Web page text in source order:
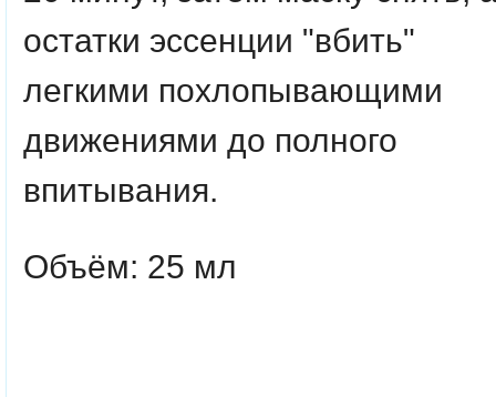
остатки эссенции "вбить"
легкими похлопывающими
движениями до полного
впитывания.
Объём: 25 мл